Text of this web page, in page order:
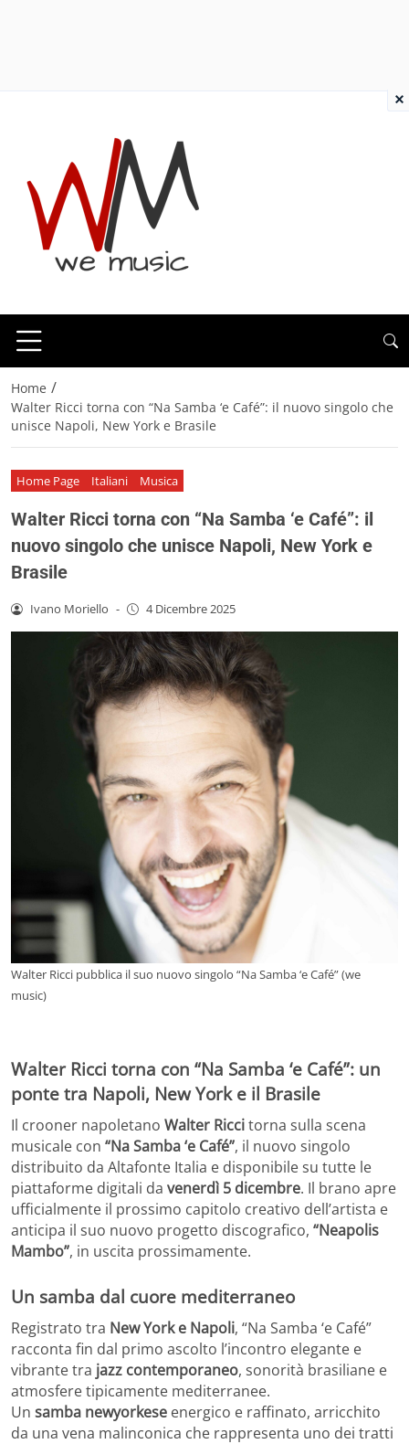
Home /
Walter Ricci torna con “Na Samba ‘e Café”: il nuovo singolo che
unisce Napoli, New York e Brasile
Home Page Italiani Musica
Walter Ricci torna con “Na Samba ‘e Café”: il
nuovo singolo che unisce Napoli, New York e
Brasile
Ivano Moriello - 4 Dicembre 2025
Walter Ricci pubblica il suo nuovo singolo “Na Samba ‘e Café” (we
music)
Walter Ricci torna con “Na Samba ‘e Café”: un
ponte tra Napoli, New York e il Brasile
Il crooner napoletano Walter Riccitorna sulla scena
musicale con “Na Samba ‘e Café”, il nuovo singolo
distribuito da Altafonte Italia e disponibile su tutte le
piattaforme digitali da venerdì 5 dicembre. Il brano apre
ufficialmente il prossimo capitolo creativo dell’artista e
anticipa il suo nuovo progetto discografico, “Neapolis
Mambo”, in uscita prossimamente.
Un samba dal cuore mediterraneo
Registrato tra New York e Napoli, “Na Samba ‘e Café”
racconta fin dal primo ascolto l’incontro elegante e
vibrante tra jazz contemporaneo, sonorità brasiliane e
atmosfere tipicamente mediterranee.
Un samba newyorkese energico e raffinato, arricchito
da una vena malinconica che rappresenta uno dei tratti
×